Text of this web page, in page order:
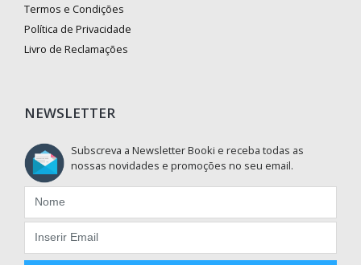
Termos e Condições
Política de Privacidade
Livro de Reclamações
NEWSLETTER
Subscreva a Newsletter Booki e receba todas as
nossas novidades e promoções no seu email.